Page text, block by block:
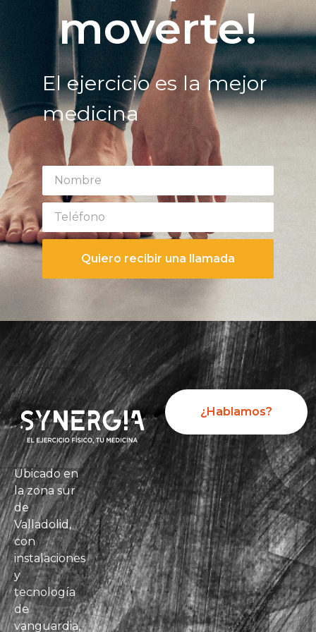
moverte!
El ejercicio es la mejor
medicina
Quiero recibir una llamada
Ubicado en
la zona sur
de
Valladolid,
con
instalaciones
y
tecnología
de
vanguardia,
¿Hablamos?